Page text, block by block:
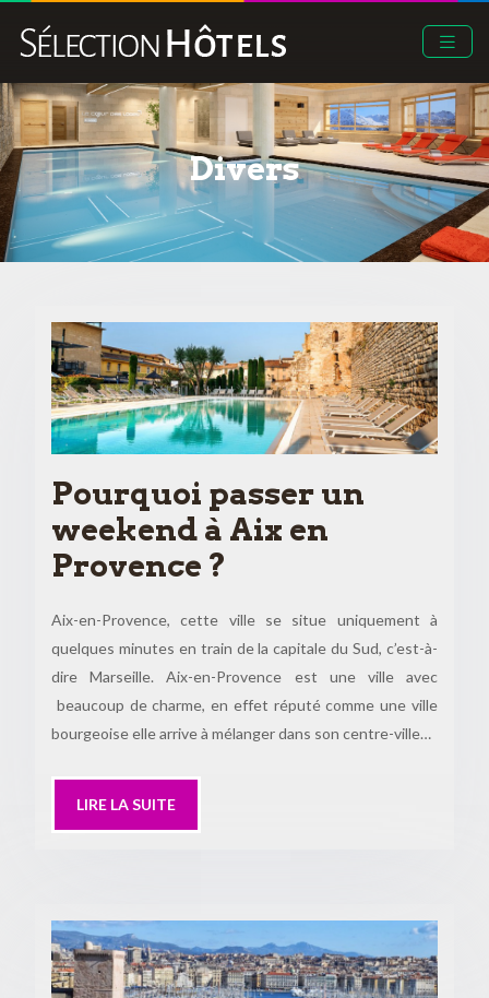
Divers
Pourquoi passer un
weekend à Aix en
Provence ?
Aix-en-Provence, cette ville se situe uniquement à
quelques minutes en train de la capitale du Sud, c’est-à-
dire Marseille. Aix-en-Provence est une ville avec
beaucoup de charme, en effet réputé comme une ville
bourgeoise elle arrive à mélanger dans son centre-ville…
LIRE LA SUITE